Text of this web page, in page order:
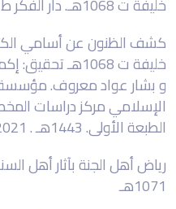
خليفة ت 1068هـ. دار الفكر ط 1402هـ. 1982م
كشف الظنون عن أسامي
خليفة ت 1068هـ
و بشار عواد معروف. مؤسسة
الإسلامي مركز دراسات
الطبعة الأولى. 1443هـ . 2021م
رياض أهل الجنة بآثار أهل
1071هـ